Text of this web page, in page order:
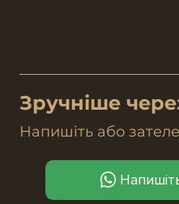
Зручніше
Напишіть або